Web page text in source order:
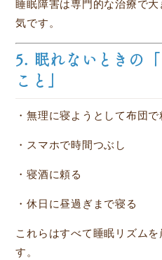
睡眠障害は専門的な治療で
気です。
5. 眠れないときの
こと」
・無理に寝ようとして布団で
・スマホで時間つぶし
・寝酒に頼る
・休日に昼過ぎまで寝る
これらはすべて睡眠リズム
す。